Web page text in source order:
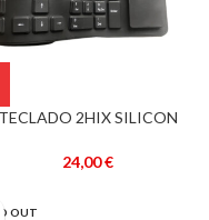
TECLADO 2HIX SILICON
24,00€
OUT